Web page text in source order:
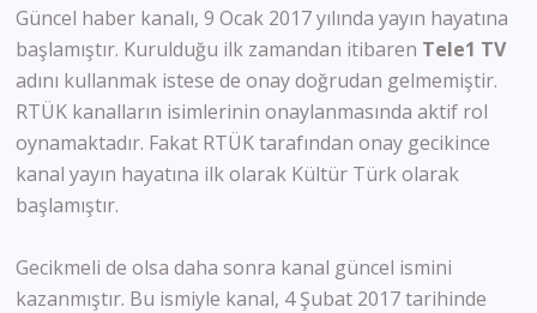
Güncel haber kanalı, 9 Ocak 2017 yılında yayın hayatına
başlamıştır. Kurulduğu ilk zamandan itibaren Tele1 TV
adını kullanmak istese de onay doğrudan gelmemiştir.
RTÜK kanalların isimlerinin onaylanmasında aktif rol
oynamaktadır. Fakat RTÜK tarafından onay gecikince
kanal yayın hayatına ilk olarak Kültür Türk olarak
başlamıştır.
Gecikmeli de olsa daha sonra kanal güncel ismini
kazanmıştır. Bu ismiyle kanal, 4 Şubat 2017 tarihinde